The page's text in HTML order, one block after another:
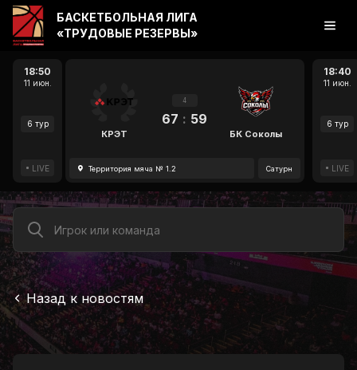
18:50
11 июн.
6 тур
LIVE
КРЭТ
4
67 : 59
БК Соколы
Территория мяча № 1.2 Сатурн
18:40
11 июн.
6 тур
LIVE
БАСКЕТБОЛЬНАЯ ЛИГА
«ТРУДОВЫЕ РЕЗЕРВЫ»
Назад к новостям